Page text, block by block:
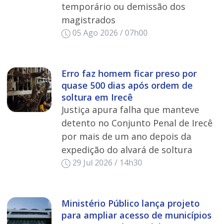
temporário ou demissão dos
magistrados
05 Ago 2026 / 07h00
Erro faz homem ficar preso por
quase 500 dias após ordem de
soltura em Irecê
Justiça apura falha que manteve
detento no Conjunto Penal de Irecê
por mais de um ano depois da
expedição do alvará de soltura
29 Jul 2026 / 14h30
Ministério Público lança projeto
para ampliar acesso de municípios